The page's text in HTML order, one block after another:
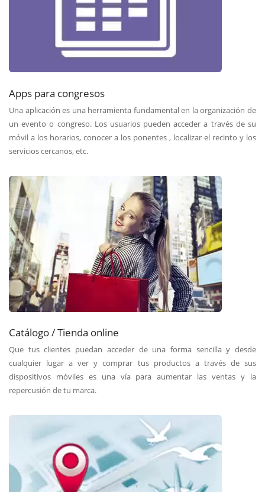
Apps para congresos
Una aplicación es una herramienta fundamental en la organización de
un evento o congreso. Los usuarios pueden acceder a través de su
móvil a los horarios, conocer a los ponentes , localizar el recinto y los
servicios cercanos, etc.
Catálogo / Tienda online
Que tus clientes puedan acceder de una forma sencilla y desde
cualquier lugar a ver y comprar tus productos a través de sus
dispositivos móviles es una vía para aumentar las ventas y la
repercusión de tu marca.